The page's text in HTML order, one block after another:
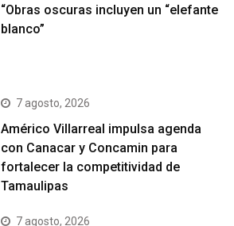
“Obras oscuras incluyen un “elefante
blanco”
7 agosto, 2026
Américo Villarreal impulsa agenda
con Canacar y Concamin para
fortalecer la competitividad de
Tamaulipas
7 agosto, 2026